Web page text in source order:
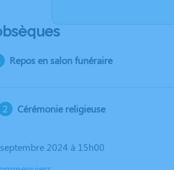
Repos en salon funéraire
Cérémonie religieuse
septembre 2024 à 15h00